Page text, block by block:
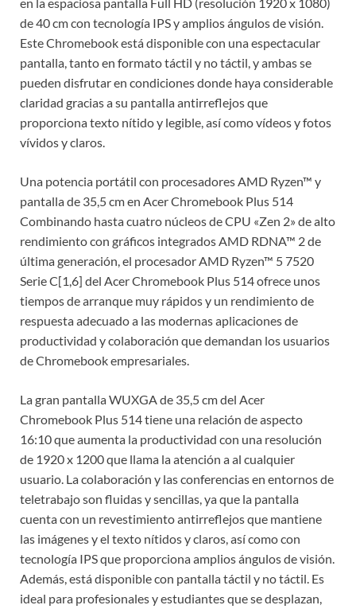
de 40 cm con tecnología IPS y amplios ángulos de visión.
Este Chromebook está disponible con una espectacular
pantalla, tanto en formato táctil y no táctil, y ambas se
pueden disfrutar en condiciones donde haya considerable
claridad gracias a su pantalla antirreflejos que
proporciona texto nítido y legible, así como vídeos y fotos
vívidos y claros.
Una potencia portátil con procesadores AMD Ryzen™ y
pantalla de 35,5 cm en Acer Chromebook Plus 514
Combinando hasta cuatro núcleos de CPU «Zen 2» de alto
rendimiento con gráficos integrados AMD RDNA™ 2 de
última generación, el procesador AMD Ryzen™ 5 7520
Serie C[1,6] del Acer Chromebook Plus 514 ofrece unos
tiempos de arranque muy rápidos y un rendimiento de
respuesta adecuado a las modernas aplicaciones de
productividad y colaboración que demandan los usuarios
de Chromebook empresariales.
La gran pantalla WUXGA de 35,5 cm del Acer
Chromebook Plus 514 tiene una relación de aspecto
16:10 que aumenta la productividad con una resolución
de 1920 x 1200 que llama la atención a al cualquier
usuario. La colaboración y las conferencias en entornos de
teletrabajo son fluidas y sencillas, ya que la pantalla
cuenta con un revestimiento antirreflejos que mantiene
las imágenes y el texto nítidos y claros, así como con
tecnología IPS que proporciona amplios ángulos de visión.
Además, está disponible con pantalla táctil y no táctil. Es
ideal para profesionales y estudiantes que se desplazan,